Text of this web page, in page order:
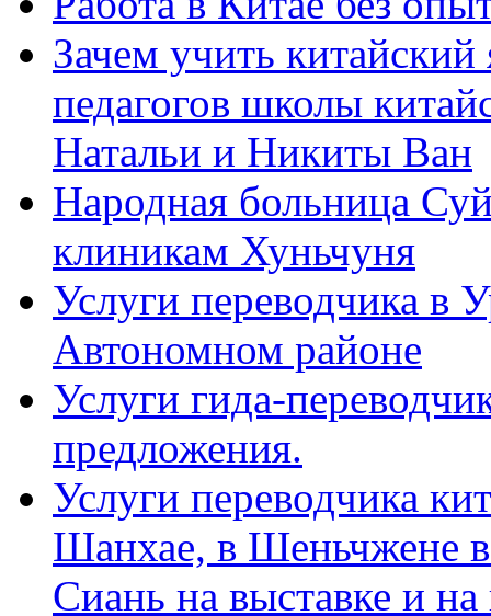
Зачем учить
педагогов школы
Натальи и Никиты Ван
Народная больница
клиникам Хуньчуня
Услуги переводчика в
Автономном районе
Услуги гида-
предложения.
Услуги переводчика
Шанхае, в Шеньчжене
Сиань на выставке и